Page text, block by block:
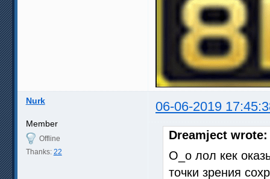
Nurk 06-06-2019
Member
Offline
Thanks: 22
Dreamject wrote:
O_o лол кек
точки зрения